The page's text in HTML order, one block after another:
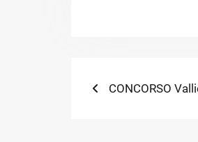
Navigazione
Previous
CONCORSO